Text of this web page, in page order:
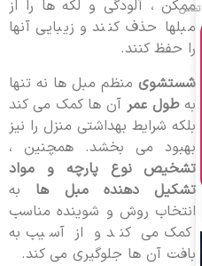
ممکن ، آلودگی و لکه ها را از
مبلها حذف کنند و زیبایی آنها
را حفظ کنند.
شستشویمنظم مبل ها نه تنها
به طول عمرآن ها کمک می کند
بلکه شرایط بهداشتی منزل را نیز
بهبود می بخشد. همچنین ،
تشخیص نوع پارچه و مواد
تشکیل دهنده مبل هابه
انتخاب روش و شوینده مناسب
کمک می کند و از آسیب به
بافت آن ها جلوگیری می کند.
تماس